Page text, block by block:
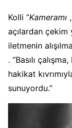
Kolli “Kameramı
açılardan
iletmenin
. “Basılı
hakikat
sunuyordu.”